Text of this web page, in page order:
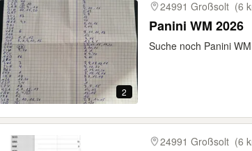
2
24991 Großsolt (6
Panini WM 2026
Suche noch Panini
24991 Großsolt (6